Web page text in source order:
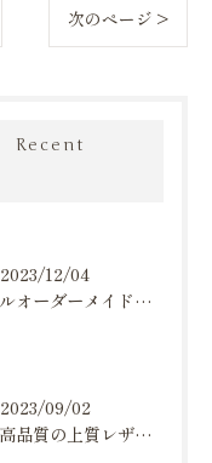
次のページ >
Recent
2023/12/04
フルオーダーメイドのレザーアイテムで唯一無二のオーダーメイドウォレットを手に入れよう！
2023/09/02
最高品質の上質レザーを使ったアイテム